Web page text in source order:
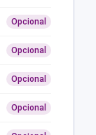
Opcional
Opcional
Opcional
Opcional